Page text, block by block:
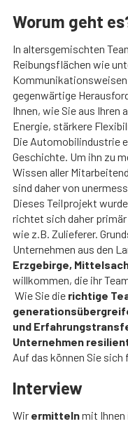
Worum geht
In altersgemischten
Reibungsflächen wie
Kommunikationsweisen
gegenwärtige
Ihnen, wie Sie aus
Energie, stärkere
Die Automobilindustrie
Geschichte. Um ihn zu
Wissen aller
sind daher von
Dieses Teilprojekt
richtet sich daher
wie z.B. Zulieferer.
Unternehmen aus den
Erzgebirge,
willkommen, die ihr
Wie Sie die richtige
und
Unternehmen
Auf das können Sie sich
Interview
Wir ermittelnmit